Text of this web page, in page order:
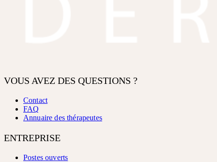
VOUS AVEZ DES QUESTIONS ?
Contact
FAQ
Annuaire des thérapeutes
ENTREPRISE
Postes ouverts